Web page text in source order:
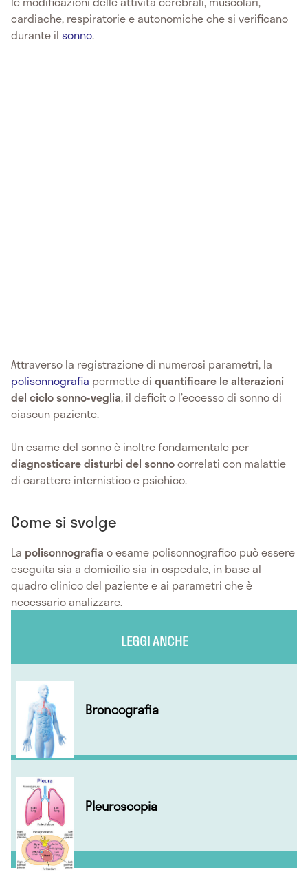
cardiache, respiratorie e autonomiche che si verificano
durante il sonno.
Attraverso la registrazione di numerosi parametri, la
polisonnografia permette di quantificare le alterazioni
del ciclo sonno-veglia, il deficit o l’eccesso di sonno di
ciascun paziente.
Un esame del sonno è inoltre fondamentale per
diagnosticare disturbi del sonnocorrelati con malattie
di carattere internistico e psichico.
Come si svolge
La polisonnografia o esame polisonnografico può essere
eseguita sia a domicilio sia in ospedale, in base al
quadro clinico del paziente e ai parametri che è
necessario analizzare.
LEGGI ANCHE
Broncografia
Pleuroscopia